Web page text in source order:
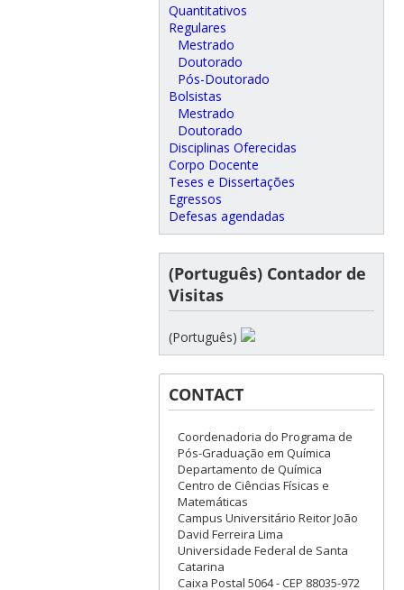
Quantitativos
Regulares
Mestrado
Doutorado
Pós-Doutorado
Bolsistas
Mestrado
Doutorado
Disciplinas Oferecidas
Corpo Docente
Teses e Dissertações
Egressos
Defesas agendadas
(Português) Contador de
Visitas
(Português)
CONTACT
Coordenadoria do Programa de
Pós-Graduação em Química
Departamento de Química
Centro de Ciências Físicas e
Matemáticas
Campus Universitário Reitor João
David Ferreira Lima
Universidade Federal de Santa
Catarina
Caixa Postal 5064 - CEP 88035-972